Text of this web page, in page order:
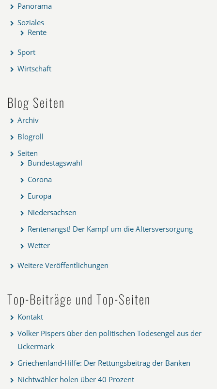
Panorama
Soziales
Rente
Sport
Wirtschaft
Blog Seiten
Archiv
Blogroll
Seiten
Bundestagswahl
Corona
Europa
Niedersachsen
Rentenangst! Der Kampf um die Altersversorgung
Wetter
Weitere Veröffentlichungen
Top-Beiträge und Top-Seiten
Kontakt
Volker Pispers über den politischen Todesengel aus der
Uckermark
Griechenland-Hilfe: Der Rettungsbeitrag der Banken
Nichtwähler holen über 40 Prozent